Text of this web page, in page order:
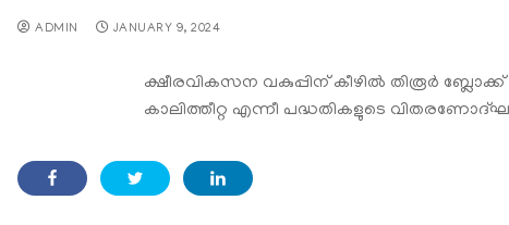
ADMIN JANUARY 9, 2024
ക്ഷീരവികസന വകുപ്പിന് കീഴിൽ തിരൂർ
കാലിത്തീറ്റ എന്നീ പദ്ധതികളുടെ